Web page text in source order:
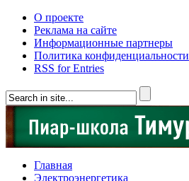
О проекте
Реклама на сайте
Информационные партнеры
Политика конфиденциальности
RSS for Entries
Главная
Электроэнергетика